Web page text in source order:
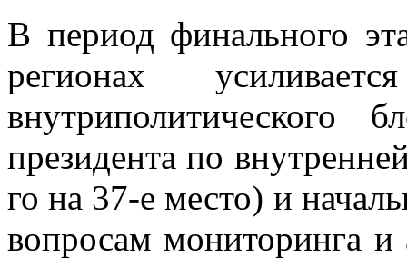
В период финального
регионах
внутриполитического
президента по
го на 37-е место) и
вопросам мониторинга и